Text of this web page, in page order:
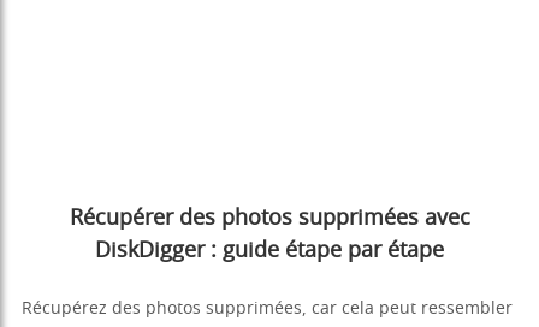
Récupérer des photos supprimées avec
DiskDigger : guide étape par étape
Récupérez des photos supprimées, car cela peut ressembler